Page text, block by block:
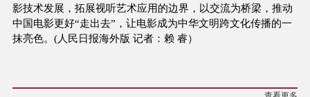
影技术发展，拓展视听艺术应用的边界，以交流为桥梁，推动
中国电影更好“走出去”，让电影成为中华文明跨文化传播的一
抹亮色。(人民日报海外版 记者：赖 睿）